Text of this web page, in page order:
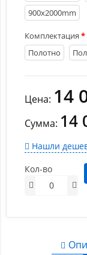
900х2000mm
Комплектация
Полотно
Цена: 14
Сумма: 14
Нашли
Кол-во